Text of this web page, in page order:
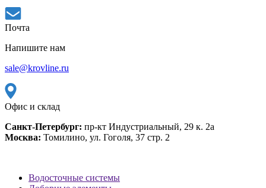
Почта
Напишите нам
sale@krovline.ru
Офис и склад
Санкт-Петербург: пр-кт Индустриальный, 29 к. 2а
Москва: Томилино, ул. Гоголя, 37 стр. 2
Водосточные системы